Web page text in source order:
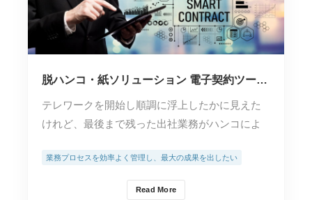
脱ハンコ・紙ソリューション 電子契約ツール
テレワークを開始し順調に浮上したかに見えた
けれど、最後まで残った出社業務がハンコによ
Read More
業務プロセスを効率よく管理し、最大の成果を出したい